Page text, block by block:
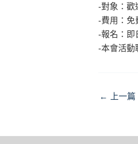
-對象：歡
-費用：免
-報名：即
-本會活動
Post
← 上一